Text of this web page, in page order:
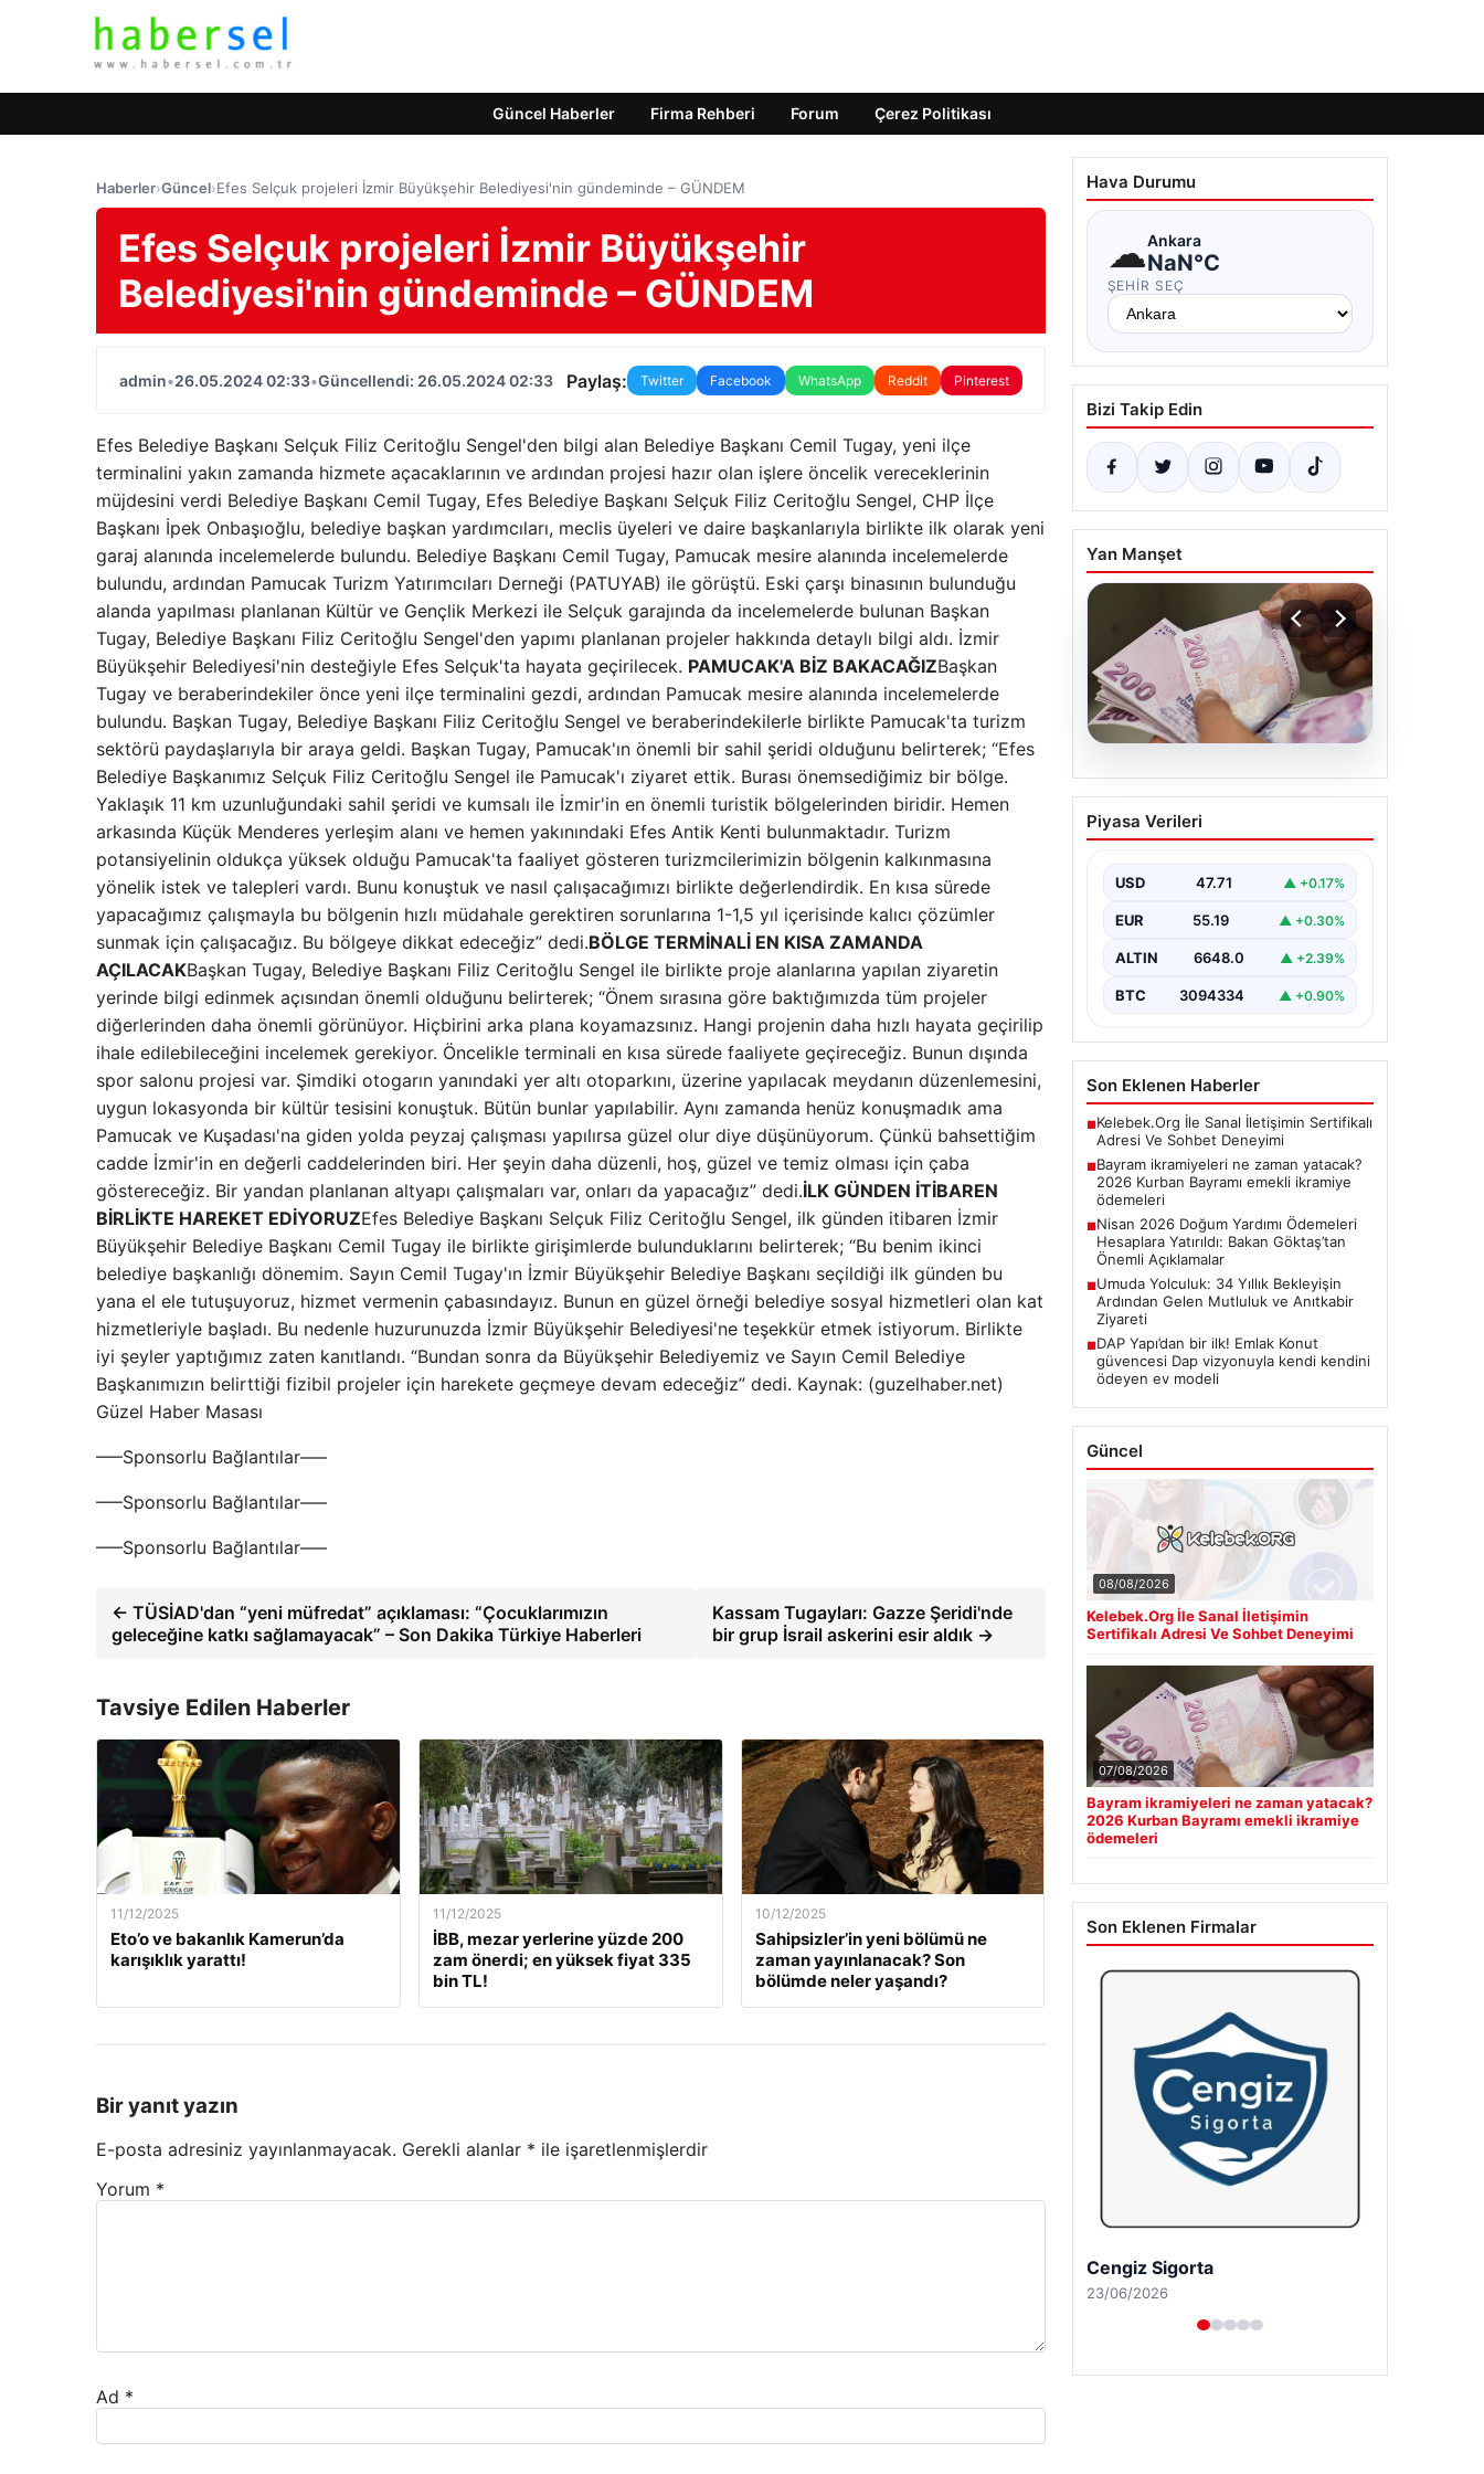
Güncel Haberler Firma Rehberi Forum Çerez Politikası
Haberler›Güncel›Efes Selçuk projeleri İzmir Büyükşehir Belediyesi'nin gündeminde – GÜNDEM
Efes Selçuk projeleri İzmir Büyükşehir
Belediyesi'nin gündeminde – GÜNDEM
admin•26.05.2024 02:33•Güncellendi: 26.05.2024 02:33 Paylaş: Twitter Facebook WhatsApp Reddit Pinterest
Efes Belediye Başkanı Selçuk Filiz Ceritoğlu Sengel'den bilgi alan Belediye Başkanı Cemil Tugay, yeni ilçe
terminalini yakın zamanda hizmete açacaklarının ve ardından projesi hazır olan işlere öncelik vereceklerinin
müjdesini verdi Belediye Başkanı Cemil Tugay, Efes Belediye Başkanı Selçuk Filiz Ceritoğlu Sengel, CHP İlçe
Başkanı İpek Onbaşıoğlu, belediye başkan yardımcıları, meclis üyeleri ve daire başkanlarıyla birlikte ilk olarak yeni
garaj alanında incelemelerde bulundu. Belediye Başkanı Cemil Tugay, Pamucak mesire alanında incelemelerde
bulundu, ardından Pamucak Turizm Yatırımcıları Derneği (PATUYAB) ile görüştü. Eski çarşı binasının bulunduğu
alanda yapılması planlanan Kültür ve Gençlik Merkezi ile Selçuk garajında ​​da incelemelerde bulunan Başkan
Tugay, Belediye Başkanı Filiz Ceritoğlu Sengel'den yapımı planlanan projeler hakkında detaylı bilgi aldı. İzmir
Büyükşehir Belediyesi'nin desteğiyle Efes Selçuk'ta hayata geçirilecek. PAMUCAK'A BİZ BAKACAĞIZBaşkan
Tugay ve beraberindekiler önce yeni ilçe terminalini gezdi, ardından Pamucak mesire alanında incelemelerde
bulundu. Başkan Tugay, Belediye Başkanı Filiz Ceritoğlu Sengel ve beraberindekilerle birlikte Pamucak'ta turizm
sektörü paydaşlarıyla bir araya geldi. Başkan Tugay, Pamucak'ın önemli bir sahil şeridi olduğunu belirterek; “Efes
Belediye Başkanımız Selçuk Filiz Ceritoğlu Sengel ile Pamucak'ı ziyaret ettik. Burası önemsediğimiz bir bölge.
Yaklaşık 11 km uzunluğundaki sahil şeridi ve kumsalı ile İzmir'in en önemli turistik bölgelerinden biridir. Hemen
arkasında Küçük Menderes yerleşim alanı ve hemen yakınındaki Efes Antik Kenti bulunmaktadır. Turizm
potansiyelinin oldukça yüksek olduğu Pamucak'ta faaliyet gösteren turizmcilerimizin bölgenin kalkınmasına
yönelik istek ve talepleri vardı. Bunu konuştuk ve nasıl çalışacağımızı birlikte değerlendirdik. En kısa sürede
yapacağımız çalışmayla bu bölgenin hızlı müdahale gerektiren sorunlarına 1-1,5 yıl içerisinde kalıcı çözümler
sunmak için çalışacağız. Bu bölgeye dikkat edeceğiz” dedi.BÖLGE TERMİNALİ EN KISA ZAMANDA
AÇILACAKBaşkan Tugay, Belediye Başkanı Filiz Ceritoğlu Sengel ile birlikte proje alanlarına yapılan ziyaretin
yerinde bilgi edinmek açısından önemli olduğunu belirterek; “Önem sırasına göre baktığımızda tüm projeler
diğerlerinden daha önemli görünüyor. Hiçbirini arka plana koyamazsınız. Hangi projenin daha hızlı hayata geçirilip
ihale edilebileceğini incelemek gerekiyor. Öncelikle terminali en kısa sürede faaliyete geçireceğiz. Bunun dışında
spor salonu projesi var. Şimdiki otogarın yanındaki yer altı otoparkını, üzerine yapılacak meydanın düzenlemesini,
uygun lokasyonda bir kültür tesisini konuştuk. Bütün bunlar yapılabilir. Aynı zamanda henüz konuşmadık ama
Pamucak ve Kuşadası'na giden yolda peyzaj çalışması yapılırsa güzel olur diye düşünüyorum. Çünkü bahsettiğim
cadde İzmir'in en değerli caddelerinden biri. Her şeyin daha düzenli, hoş, güzel ve temiz olması için çaba
göstereceğiz. Bir yandan planlanan altyapı çalışmaları var, onları da yapacağız” dedi.İLK GÜNDEN İTİBAREN
BİRLİKTE HAREKET EDİYORUZEfes Belediye Başkanı Selçuk Filiz Ceritoğlu Sengel, ilk günden itibaren İzmir
Büyükşehir Belediye Başkanı Cemil Tugay ile birlikte girişimlerde bulunduklarını belirterek; “Bu benim ikinci
belediye başkanlığı dönemim. Sayın Cemil Tugay'ın İzmir Büyükşehir Belediye Başkanı seçildiği ilk günden bu
yana el ele tutuşuyoruz, hizmet vermenin çabasındayız. Bunun en güzel örneği belediye sosyal hizmetleri olan kat
hizmetleriyle başladı. Bu nedenle huzurunuzda İzmir Büyükşehir Belediyesi'ne teşekkür etmek istiyorum. Birlikte
iyi şeyler yaptığımız zaten kanıtlandı. “Bundan sonra da Büyükşehir Belediyemiz ve Sayın Cemil Belediye
Başkanımızın belirttiği fizibil projeler için harekete geçmeye devam edeceğiz” dedi. Kaynak: (guzelhaber.net)
Güzel Haber Masası
—–Sponsorlu Bağlantılar—–
—–Sponsorlu Bağlantılar—–
—–Sponsorlu Bağlantılar—–
← TÜSİAD'dan “yeni müfredat” açıklaması: “Çocuklarımızın
geleceğine katkı sağlamayacak” – Son Dakika Türkiye Haberleri
Kassam Tugayları: Gazze Şeridi'nde
bir grup İsrail askerini esir aldık →
Tavsiye Edilen Haberler
11/12/2025
Eto’o ve bakanlık Kamerun’da
karışıklık yarattı!
11/12/2025
İBB, mezar yerlerine yüzde 200
zam önerdi; en yüksek fiyat 335
bin TL!
10/12/2025
Sahipsizler’in yeni bölümü ne
zaman yayınlanacak? Son
bölümde neler yaşandı?
Bir yanıt yazın
E-posta adresiniz yayınlanmayacak. Gerekli alanlar * ile işaretlenmişlerdir
Yorum *
Ad *
Hava Durumu
☁Ankara
NaN°C
ŞEHIR SEÇ
Bizi Takip Edin
Yan Manşet
07.08.2026
Bayram ikramiyeleri ne
zaman yatacak? 2026
ikramiye ödemeleri
Piyasa Verileri
USD 47.71 ▲ +0.17%
EUR 55.19 ▲ +0.30%
ALTIN 6648.0 ▲ +2.39%
BTC 3094334 ▲ +0.90%
Son Eklenen Haberler
■Kelebek.Org İle Sanal İletişimin Sertifikalı
Adresi Ve Sohbet Deneyimi
■Bayram ikramiyeleri ne zaman yatacak?
2026 Kurban Bayramı emekli ikramiye
ödemeleri
■Nisan 2026 Doğum Yardımı Ödemeleri
Hesaplara Yatırıldı: Bakan Göktaş’tan
Önemli Açıklamalar
■Umuda Yolculuk: 34 Yıllık Bekleyişin
Ardından Gelen Mutluluk ve Anıtkabir
Ziyareti
■DAP Yapı’dan bir ilk! Emlak Konut
güvencesi Dap vizyonuyla kendi kendini
ödeyen ev modeli
Güncel
08/08/2026
Kelebek.Org İle Sanal İletişimin
Sertifikalı Adresi Ve Sohbet Deneyimi
07/08/2026
Bayram ikramiyeleri ne zaman yatacak?
2026 Kurban Bayramı emekli ikramiye
ödemeleri
Son Eklenen Firmalar
Cengiz Sigorta
23/06/2026